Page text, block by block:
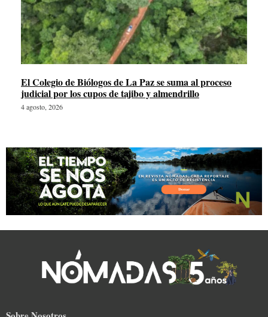
El Colegio de Biólogos de La Paz se suma al proceso
judicial por los cupos de tajibo y almendrillo
4 agosto, 2026